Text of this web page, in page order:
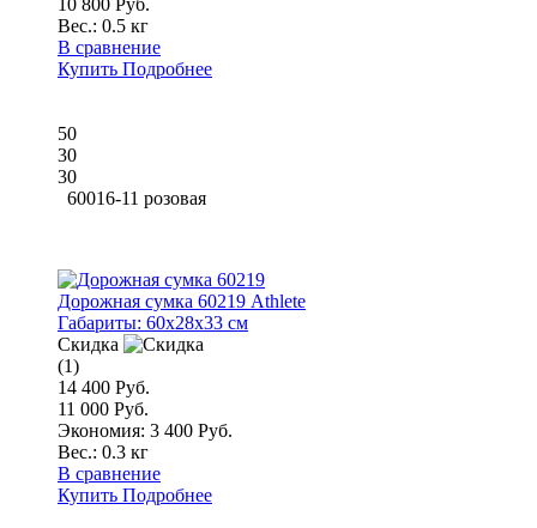
Вес.: 0.5 кг
В сравнение
Купить Подробнее
50
30
30
60016-11 розовая
Дорожная сумка 60219 Athlete
Габариты: 60x28x33 см
Скидка
(1)
14 400 Руб.
11 000 Руб.
Экономия: 3 400 Руб.
Вес.: 0.3 кг
В сравнение
Купить Подробнее